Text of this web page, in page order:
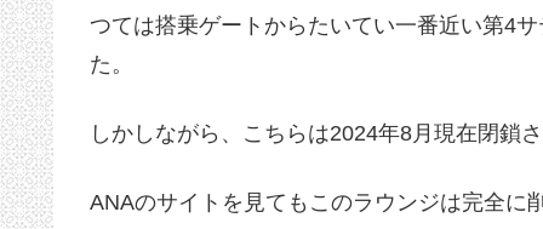
つては搭乗ゲートからたいてい一番近い第4
た。
しかしながら、こちらは2024年8月現在閉鎖
ANAのサイトを見てもこのラウンジは完全に